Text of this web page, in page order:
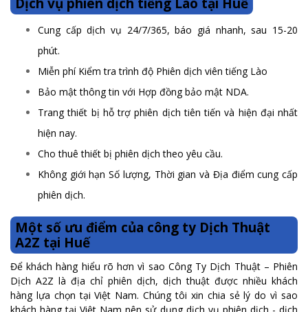
Cung cấp dịch vụ 24/7/365, báo giá nhanh, sau 15-20
phút.
Miễn phí Kiểm tra trình độ Phiên dịch viên tiếng Lào
Bảo mật thông tin với Hợp đồng bảo mật NDA.
Trang thiết bị hỗ trợ phiên dịch tiên tiến và hiện đại nhất
hiện nay.
Cho thuê thiết bị phiên dịch theo yêu cầu.
Không giới hạn Số lượng, Thời gian và Địa điểm cung cấp
phiên dịch.
Một số ưu điểm của công ty Dịch Thuật
A2Z tại Huế
Để khách hàng hiểu rõ hơn vì sao Công Ty Dịch Thuật – Phiên
Dịch A2Z là địa chỉ phiên dịch, dịch thuật được nhiều khách
hàng lựa chọn tại Việt Nam. Chúng tôi xin chia sẻ lý do vì sao
khách hàng tại Việt Nam nên sử dụng dịch vụ phiên dịch - dịch